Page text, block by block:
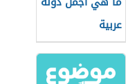
عربية